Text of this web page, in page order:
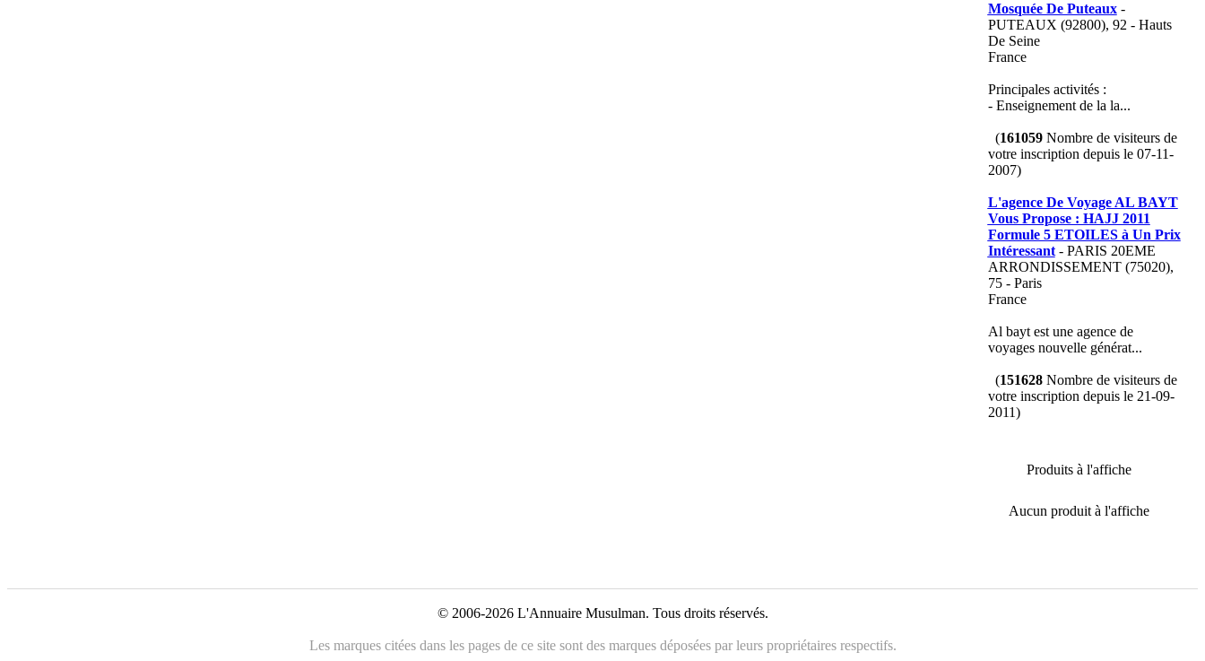
Mosquée De Puteaux-
PUTEAUX (92800), 92 - Hauts
De Seine
France
Principales activités :
- Enseignement de la la...
(161059Nombre de visiteurs de
votre inscription depuis le 07-11-
2007)
L'agence De Voyage AL BAYT
Vous Propose : HAJJ 2011
Formule 5 ETOILES à Un Prix
Intéressant- PARIS 20EME
ARRONDISSEMENT (75020),
75 - Paris
France
Al bayt est une agence de
voyages nouvelle générat...
(151628Nombre de visiteurs de
votre inscription depuis le 21-09-
2011)
Produits à l'affiche
Aucun produit à l'affiche
© 2006-2026 L'Annuaire Musulman. Tous droits réservés.
Les marques citées dans les pages de ce site sont des marques déposées par leurs propriétaires respectifs.